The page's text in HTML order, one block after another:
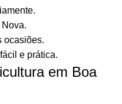
ocasiões.
e prática.
em Boa